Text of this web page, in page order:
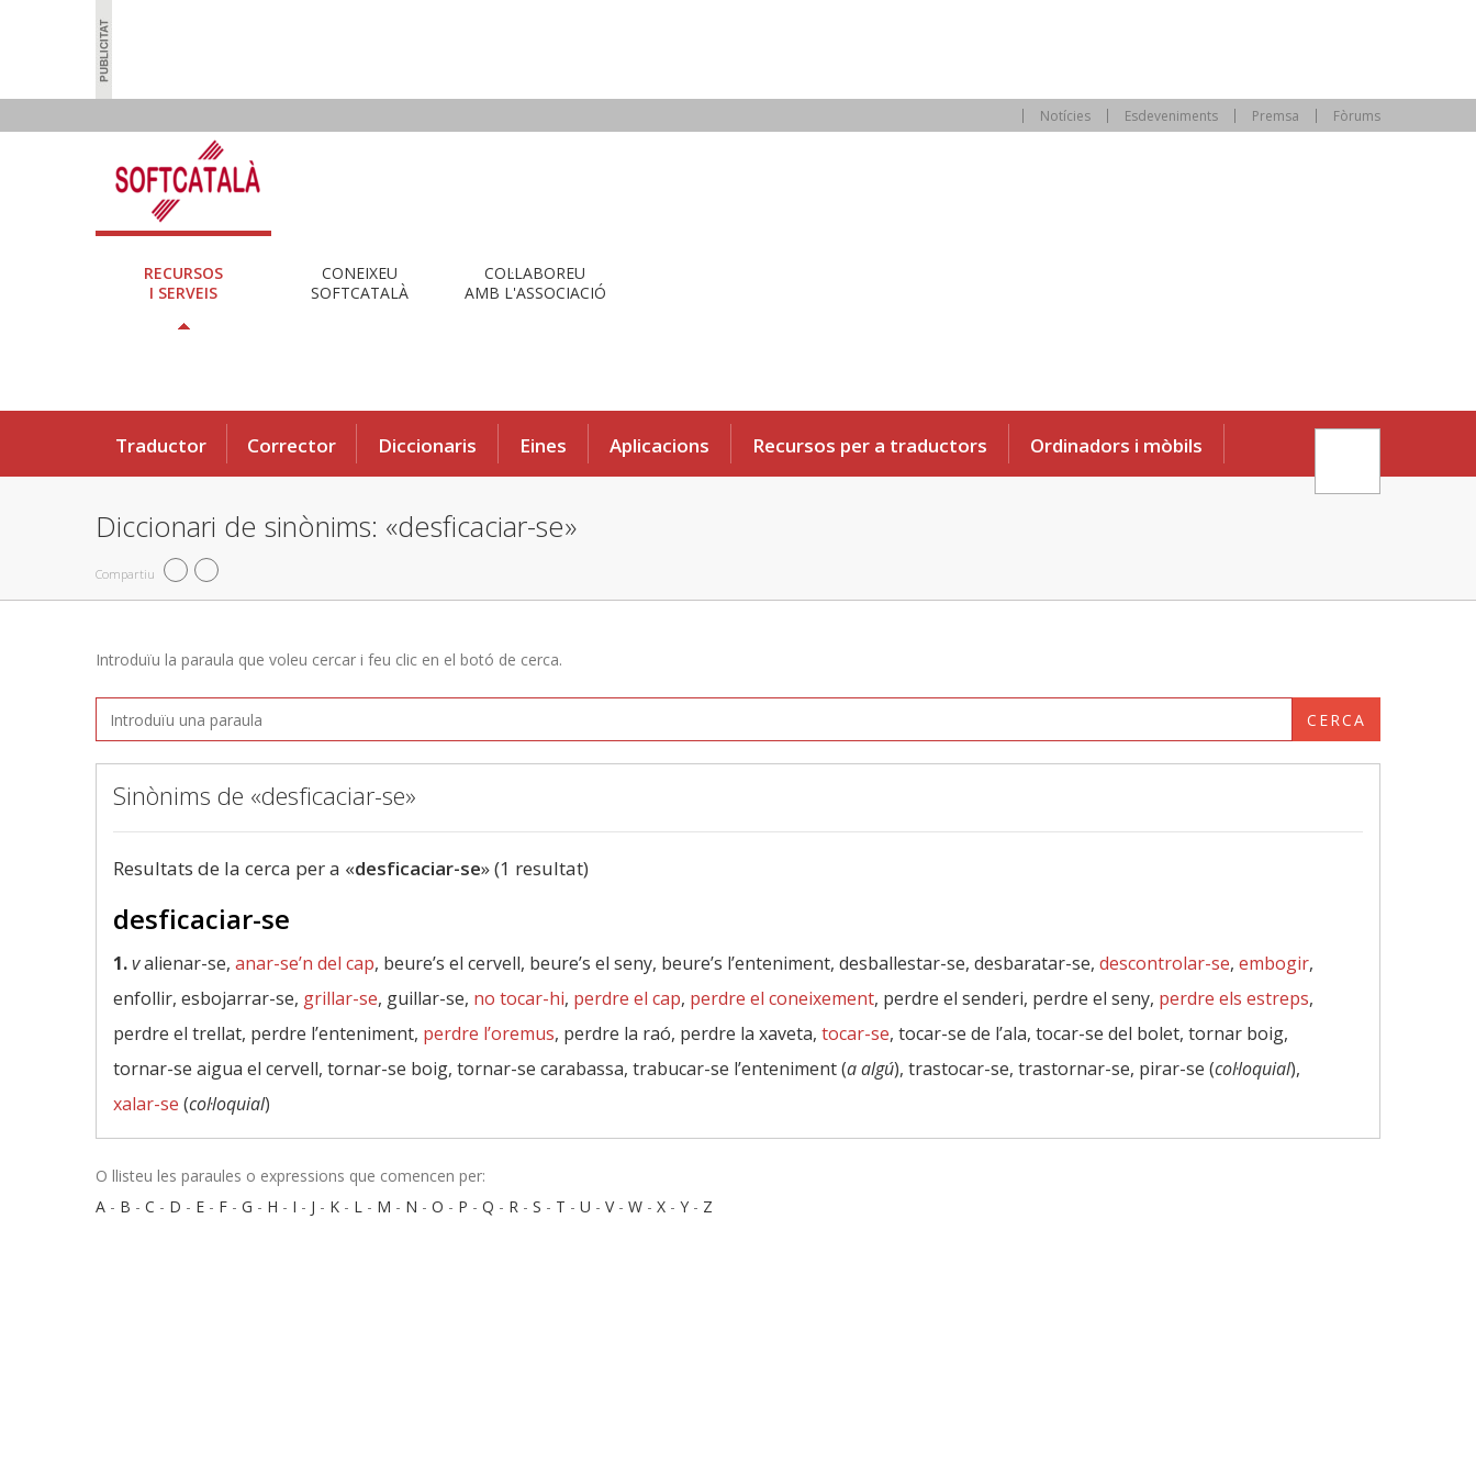
Notícies Esdeveniments Premsa Fòrums
RECURSOS
I SERVEIS
CONEIXEU
SOFTCATALÀ
COL·LABOREU
AMB L'ASSOCIACIÓ
Traductor Corrector Diccionaris Eines Aplicacions Recursos per a traductors Ordinadors i mòbils
Diccionari de sinònims: «desficaciar-se»
Compartiu
Introduïu la paraula que voleu cercar i feu clic en el botó de cerca.
CERCA
Sinònims de «desficaciar-se»
Resultats de la cerca per a «desficaciar-se» (1 resultat)
desficaciar-se
1.valienar-se, anar-se’n del cap, beure’s el cervell, beure’s el seny, beure’s l’enteniment, desballestar-se, desbaratar-se, descontrolar-se, embogir,
enfollir, esbojarrar-se, grillar-se, guillar-se, no tocar-hi, perdre el cap, perdre el coneixement, perdre el senderi, perdre el seny, perdre els estreps,
perdre el trellat, perdre l’enteniment, perdre l’oremus, perdre la raó, perdre la xaveta, tocar-se, tocar-se de l’ala, tocar-se del bolet, tornar boig,
tornar-se aigua el cervell, tornar-se boig, tornar-se carabassa, trabucar-se l’enteniment (a algú), trastocar-se, trastornar-se, pirar-se (col·loquial),
xalar-se (col·loquial)
O llisteu les paraules o expressions que comencen per:
A - B - C - D - E - F - G - H - I - J - K - L - M - N - O - P - Q - R - S - T - U - V- W - X - Y - Z